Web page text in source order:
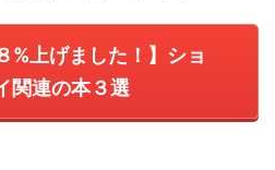
%上げました！】ショ
関連の本３選